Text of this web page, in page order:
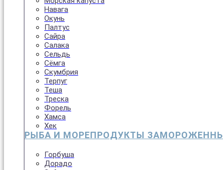
Навага
Окунь
Палтус
Сайра
Салака
Сельдь
Сёмга
Скумбрия
Терпуг
Теша
Треска
Форель
Хамса
Хек
РЫБА И МОРЕПРОДУКТЫ
Горбуша
Дорадо